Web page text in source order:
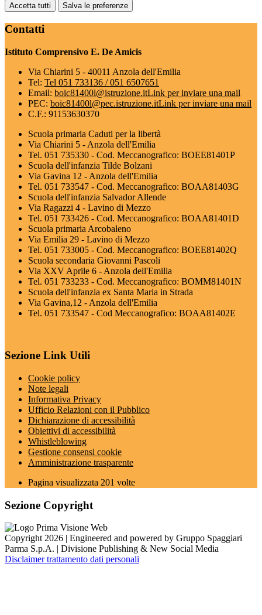
Accetta tutti Salva le preferenze
Contatti
Istituto Comprensivo E. De Amicis
Via Chiarini 5 - 40011 Anzola dell'Emilia
Tel: Tel 051 733136 / 051 6507651
Email: boic81400l@istruzione.itLink per inviare una mail
PEC: boic81400l@pec.istruzione.itLink per inviare una mail
C.F.: 91153630370
Scuola primaria Caduti per la libertà
Via Chiarini 5 - Anzola dell'Emilia
Tel. 051 735330 - Cod. Meccanografico: BOEE81401P
Scuola dell'infanzia Tilde Bolzani
Via Gavina 12 - Anzola dell'Emilia
Tel. 051 733547 - Cod. Meccanografico: BOAA81403G
Scuola dell'infanzia Salvador Allende
Via Ragazzi 4 - Lavino di Mezzo
Tel. 051 733426 - Cod. Meccanografico: BOAA81401D
Scuola primaria Arcobaleno
Via Emilia 29 - Lavino di Mezzo
Tel. 051 733005 - Cod. Meccanografico: BOEE81402Q
Scuola secondaria Giovanni Pascoli
Via XXV Aprile 6 - Anzola dell'Emilia
Tel. 051 733233 - Cod. Meccanografico: BOMM81401N
Scuola dell'infanzia ex Santa Maria in Strada
Via Gavina,12 - Anzola dell'Emilia
Tel. 051 733547 - Cod Meccanografico: BOAA81402E
Sezione Link Utili
Cookie policy
Note legali
Informativa Privacy
Ufficio Relazioni con il Pubblico
Dichiarazione di accessibilità
Obiettivi di accessibilità
Whistleblowing
Gestione consensi cookie
Amministrazione trasparente
Pagina visualizzata 201 volte
Sezione Copyright
Copyright 2026 | Engineered and powered by Gruppo Spaggiari
Parma S.p.A. | Divisione Publishing & New Social Media
Disclaimer trattamento dati personali